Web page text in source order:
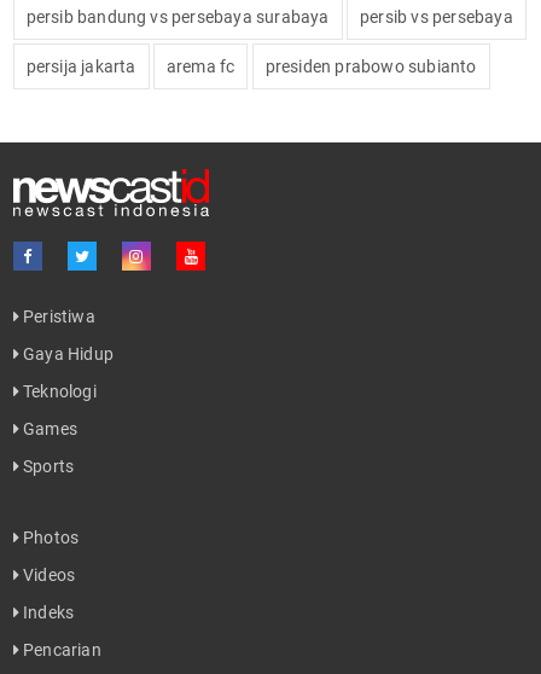
persib bandung vs persebaya surabaya persib vs persebaya
persija jakarta arema fc presiden prabowo subianto
Peristiwa
Gaya Hidup
Teknologi
Games
Sports
Photos
Videos
Indeks
Pencarian